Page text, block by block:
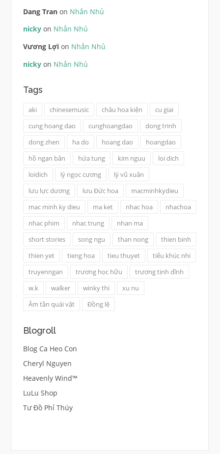
Dang Tranon Nhắn Nhủ
nickyon Nhắn Nhủ
Vương Lợion Nhắn Nhủ
nickyon Nhắn Nhủ
Tags
aki chinesemusic châu hoa kiện
cu giai
cung hoang dao
cunghoangdao
dong trinh
dong zhen
ha do hoang dao
hoangdao
hồ ngạn bân
hứa tung kim nguu
loi dich
loidich
lý ngọc cương
lý vũ xuân
lưu lực dương
lưu Đức hoa
macminhkydieu
mac minh ky dieu
ma ket nhac hoa
nhachoa
nhac phim
nhac trung
nhan ma
short stories
song ngu than nong
thien binh
thien yet
tieng hoa tieu thuyet
tiểu khúc nhi
truyenngan
trương học hữu
trương tịnh dĩnh
w.k
walker winky thi
xu nu
Âm tần quái vật
Đồng lệ
Blogroll
Blog Ca Heo Con
Cheryl Nguyen
Heavenly Wind™
LuLu Shop
Tư Đồ Phỉ Thúy